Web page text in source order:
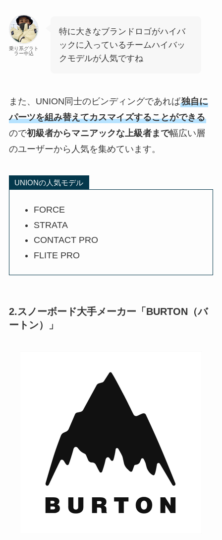
乗り系グラト
ラー中込
特に大きなブランドロゴがハイバ
ックに入っているチームハイバッ
クモデルが人気ですね
また、UNION同士のビンディングであれば独自に
パーツを組み替えてカスマイズすることができる
ので初級者からマニアックな上級者まで幅広い層
のユーザーから人気を集めています。
UNIONの人気モデル
FORCE
STRATA
CONTACT PRO
FLITE PRO
2.スノーボード大手メーカー「BURTON（バ
ートン）」